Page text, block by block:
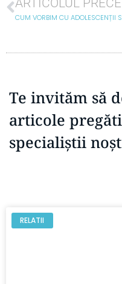
Te invităm să
articole
specialiștii
RELATII